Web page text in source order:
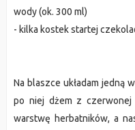
wody (ok. 300 ml)
- kilka kostek startej
Na blaszce układam jedną
po niej dżem z czerwonej
warstwę herbatników, a